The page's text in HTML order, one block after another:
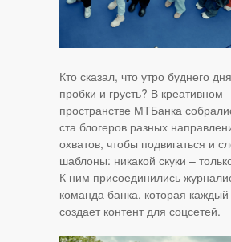
Кто сказал, что утро буднего
пробки и грусть? В креативном
пространстве МТБанка
ста блогеров разных
охватов, чтобы подвигаться и
шаблоны: никакой скуки –
К ним присоединились
команда банка, которая
создает контент для соцсетей.